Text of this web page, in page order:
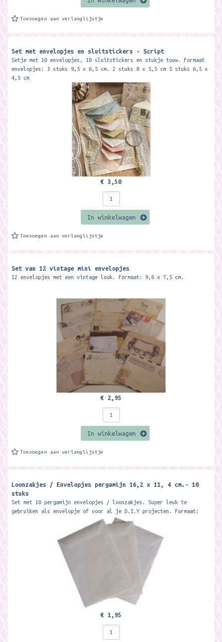
Toevoegen aan verlanglijstje
Set met envelopjes en sluitstickers - Script
Setje met 10 envelopjes, 10 sluitstickers en stukje touw. Formaat
envelopjes: 3 stuks 9,5 x 6,5 cm. 2 stuks 8 x 5,5 cm 5 stuks 6,5 x
4,5 cm
€ 3,50
In winkelwagen
Toevoegen aan verlanglijstje
Set van 12 vintage mini envelopjes
12 envelopjes met een vintage look. Formaat: 9,6 x 7,5 cm.
€ 2,95
In winkelwagen
Toevoegen aan verlanglijstje
Loonzakjes / Envelopjes pergamijn 16,2 x 11, 4 cm.- 10
stuks
Set met 10 pergamijn envelopjes / loonzakjes. Super leuk te
gebruiken als envelopje of voor al je D.I.Y projecten. Formaat:
€ 1,95